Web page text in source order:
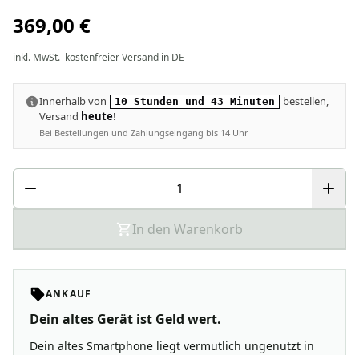
369,00 €
inkl. MwSt. kostenfreier Versand in DE
Innerhalb von 10 Stunden und 43 Minuten
bestellen,
Versand heute!
Bei Bestellungen und Zahlungseingang bis 14 Uhr
In den Warenkorb
ANKAUF
Dein altes Gerät ist Geld wert.
Dein altes Smartphone liegt vermutlich ungenutzt in